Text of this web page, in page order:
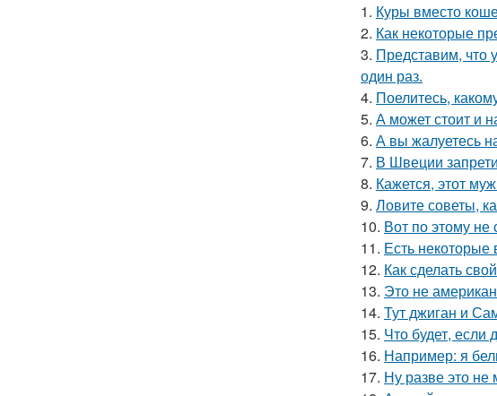
1. Куры вместо
2. Как некоторые
3. Представим, что
один раз.
4. Поелитесь,
5. А может стоит и
6. А вы жалуетесь
7. В Швеции
8. Кажется, этот
9. Ловите советы,
10. Вот по этому не
11. Есть некоторые
12. Как сделать
13. Это не
14. Тут джиган и
15. Что будет, если
16. Например: я
17. Ну разве это не